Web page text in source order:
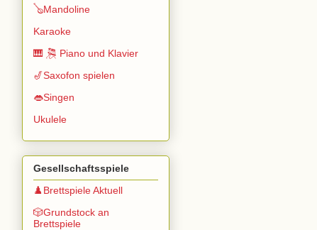
🪕Mandoline
Karaoke
🎹 🎘 Piano und Klavier
🎷Saxofon spielen
👄Singen
Ukulele
Gesellschaftsspiele
♟️Brettspiele Aktuell
🎲Grundstock an
Brettspiele